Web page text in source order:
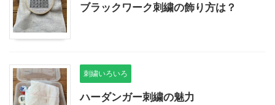
ブラックワーク刺繍の飾り方は？
刺繍いろいろ
ハーダンガー刺繍の魅力